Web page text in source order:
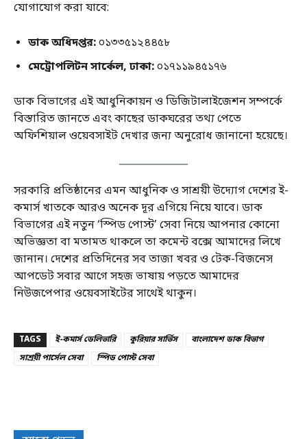
যোগাযোগ করা যাবে:
ডাক অধিদপ্তর:০১৩৩৫১২৪৪৫৮
মেট্রোপলিটন সার্কেল, ঢাকা:০১৭১১৯৪৫১৭৬
ডাক বিভাগের এই আধুনিকায়ন ও ডিজিটালাইজেশন সম্পর্কে
বিস্তারিত জানতে এবং কাছের ডাকঘরের তথ্য পেতে
অফিশিয়াল ওয়েবসাইট দেখার জন্য অনুরোধ জানানো হয়েছে।
সরকারি প্রতিষ্ঠানের এমন আধুনিক ও সাশ্রয়ী উদ্যোগ দেশের ই-
কমার্স খাতকে আরও অনেক দূর এগিয়ে নিয়ে যাবে। ডাক
বিভাগের এই নতুন ‘স্পিড পোস্ট’ সেবা নিয়ে আপনার কোনো
অভিজ্ঞতা বা মতামত থাকলে তা কমেন্ট বক্সে আমাদের লিখে
জানান। দেশের প্রতিদিনের সব তাজা খবর ও টেক-বিজনেস
আপডেট সবার আগে সহজ ভাষায় পড়তে আমাদের
নিউজপেপার ওয়েবসাইটের সাথেই থাকুন।
TAGS ই-কমার্স ডেলিভারি কুরিয়ার সার্ভিস
বাংলাদেশ ডাক বিভাগ
সাশ্রয়ী পার্সেল সেবা
স্পিড পোস্ট সেবা